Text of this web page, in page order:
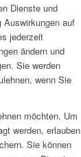
Dienste und
Auswirkungen auf
jederzeit
ändern und
Sie werden
wenn Sie
möchten. Um
werden, erlauben
Sie können